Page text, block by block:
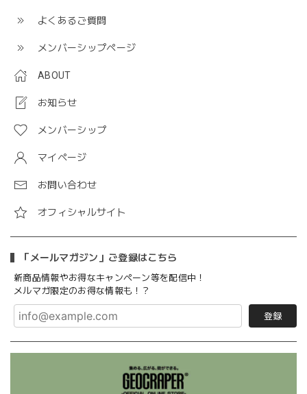
よくあるご質問
メンバーシップページ
ABOUT
お知らせ
メンバーシップ
マイページ
お問い合わせ
オフィシャルサイト
「メールマガジン」ご登録はこちら
新商品情報やお得なキャンペーン等を配信中！
メルマガ限定のお得な情報も！？
登録